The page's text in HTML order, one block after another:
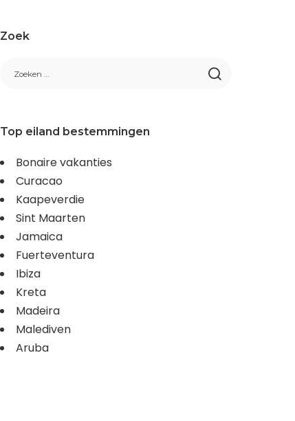
Zoek
Top eiland bestemmingen
Bonaire vakanties
Curacao
Kaapeverdie
Sint Maarten
Jamaica
Fuerteventura
Ibiza
Kreta
Madeira
Malediven
Aruba